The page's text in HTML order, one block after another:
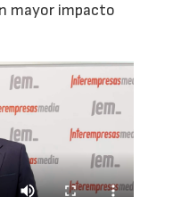
mayor impacto